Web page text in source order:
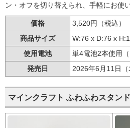
ン・オフを切り替えられ、手軽にお使
価格
3,520円（税込）
商品サイズ
W:76 x D:76 x
使用電池
単4電池2本使用（
発売日
2026年6月11日（
マインクラフト ふわふわスタン